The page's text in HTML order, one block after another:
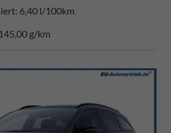
6,40 l/100km
145,00 g/km